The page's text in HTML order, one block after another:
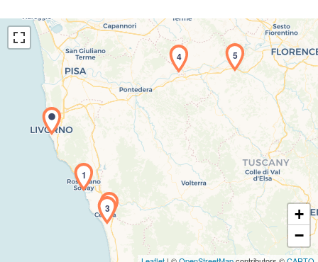
Caricamento della carta in corso...
1
2
3
4 5
+
−